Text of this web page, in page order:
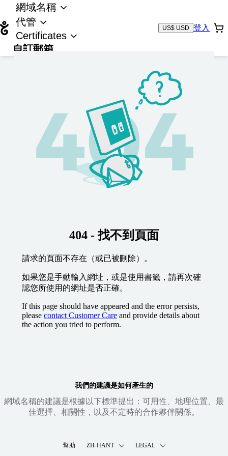
網域名稱
代管
Certificates
自訂郵箱
US$ USD 登入
404 - 找不到頁面
請求的頁面不存在（或已被刪除）。
如果您是手動輸入網址，或是使用書籤，請再次確
認您所使用的網址是否正確。
If this page should have appeared and the error persists,
please contact Customer Care and provide details about
the action you tried to perform.
我們的建議是如何產生的
網域名稱的建議是根據以下標準提出：可用性、地理位置、最
佳選擇、相關性，以及不定時的合作夥伴關係。
幫助 ZH-HANT LEGAL